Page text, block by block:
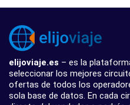
elijoviaje.es – es la
seleccionar los mejores
ofertas de todos los
sola base de datos. En cada